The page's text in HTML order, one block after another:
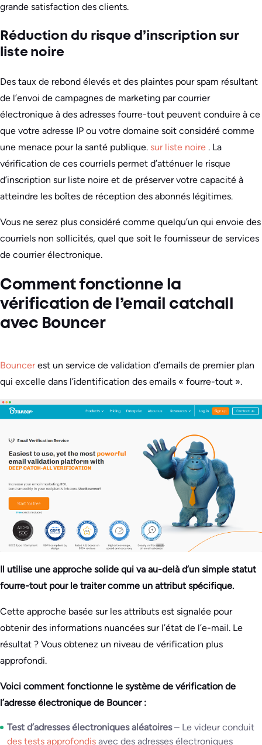
grande satisfaction des clients.
Réduction du risque d’inscription sur
liste noire
Des taux de rebond élevés et des plaintes pour spam résultant
de l’envoi de campagnes de marketing par courrier
électronique à des adresses fourre-tout peuvent conduire à ce
que votre adresse IP ou votre domaine soit considéré comme
une menace pour la santé publique. sur liste noire . La
vérification de ces courriels permet d’atténuer le risque
d’inscription sur liste noire et de préserver votre capacité à
atteindre les boîtes de réception des abonnés légitimes.
Vous ne serez plus considéré comme quelqu’un qui envoie des
courriels non sollicités, quel que soit le fournisseur de services
de courrier électronique.
Comment fonctionne la
vérification de l’email catchall
avec Bouncer
Bouncerest un service de validation d’emails de premier plan
qui excelle dans l’identification des emails « fourre-tout ».
Il utilise une approche solide qui va au-delà d’un simple statut
fourre-tout pour le traiter comme un attribut spécifique.
Cette approche basée sur les attributs est signalée pour
obtenir des informations nuancées sur l’état de l’e-mail. Le
résultat ? Vous obtenez un niveau de vérification plus
approfondi.
Voici comment fonctionne le système de vérification de
l’adresse électronique de Bouncer :
Test d’adresses électroniques aléatoires– Le videur conduit
des tests approfondis avec des adresses électroniques